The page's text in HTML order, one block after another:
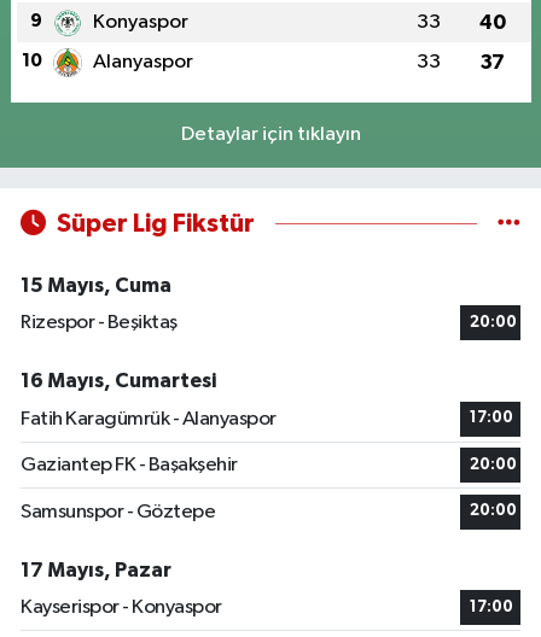
9 Konyaspor 33 40
10 Alanyaspor 33 37
Detaylar için tıklayın
Süper Lig Fikstür
15 Mayıs, Cuma
Rizespor - Beşiktaş
20:00
16 Mayıs, Cumartesi
Fatih Karagümrük - Alanyaspor
17:00
Gaziantep FK - Başakşehir 20:00
Samsunspor - Göztepe 20:00
17 Mayıs, Pazar
Kayserispor - Konyaspor
17:00